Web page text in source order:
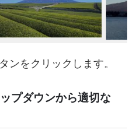
ンをクリックします。
プダウンから適切な